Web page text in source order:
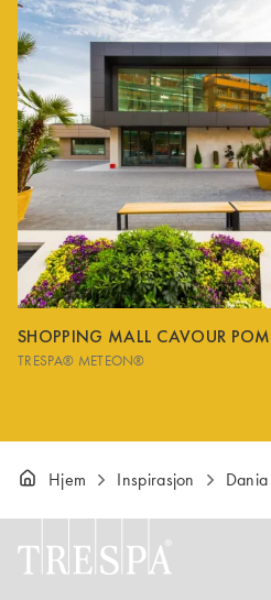
SHOPPING MALL CAVOUR
TRESPA® METEON®
Hjem Inspirasjon